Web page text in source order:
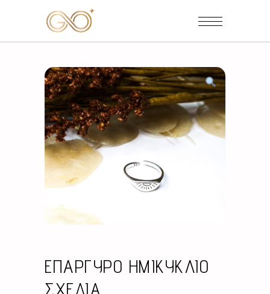
ΕΠΑΡΓΥΡΟ ΗΜΙΚΥΚΛΙΟ
ΣΧΕΔΙΑ